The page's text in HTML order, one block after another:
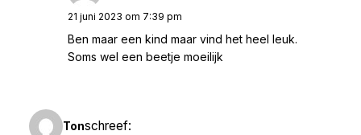
21 juni 2023 om 7:39 pm
Ben maar een kind maar vind het heel leuk.
Soms wel een beetje moeilijk
Tonschreef: